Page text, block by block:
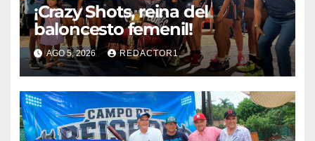
¡Crazy Shots, reina del
baloncesto femenil!
AGO 5, 2026 REDACTOR1